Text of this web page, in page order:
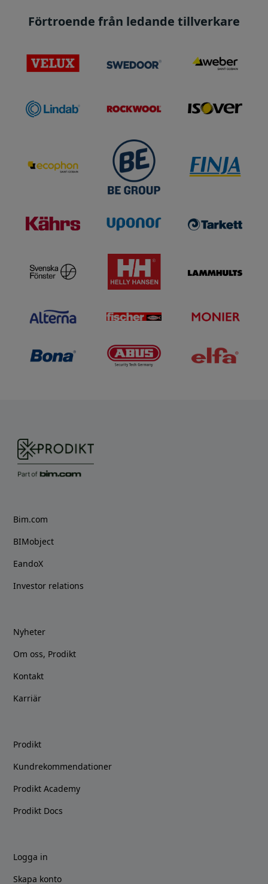
Förtroende från ledande tillverkare
Bim.com
BIMobject
EandoX
Investor relations
Nyheter
Om oss, Prodikt
Kontakt
Karriär
Prodikt
Kundrekommendationer
Prodikt Academy
Prodikt Docs
Logga in
Skapa konto